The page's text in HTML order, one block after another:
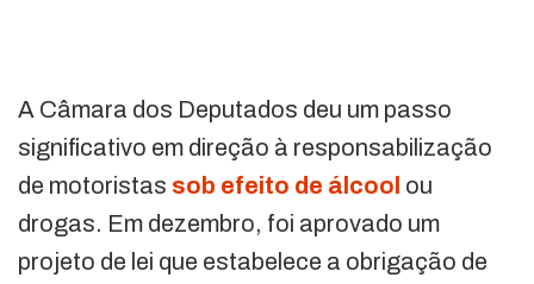
A Câmara dos Deputados deu um passo
significativo em direção à responsabilização
de motoristas sob efeito de álcool ou
drogas. Em dezembro, foi aprovado um
projeto de lei que estabelece a obrigação de